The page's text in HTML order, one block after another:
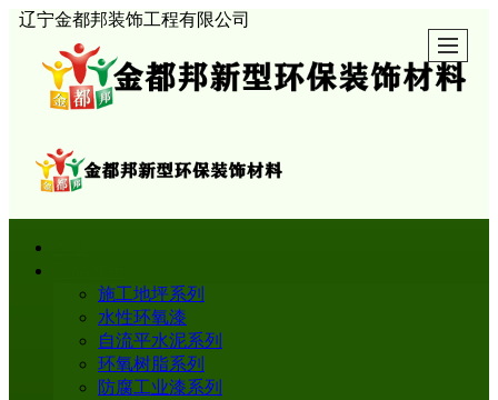
辽宁金都邦装饰工程有限公司
施工地坪系列
水性环氧漆
自流平水泥系列
环氧树脂系列
防腐工业漆系列